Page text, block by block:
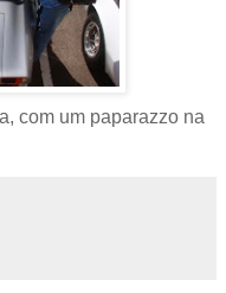
com um paparazzo na